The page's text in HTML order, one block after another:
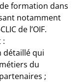
formation dans
notamment
de l’OIF.
:
détaillé qui
du
;